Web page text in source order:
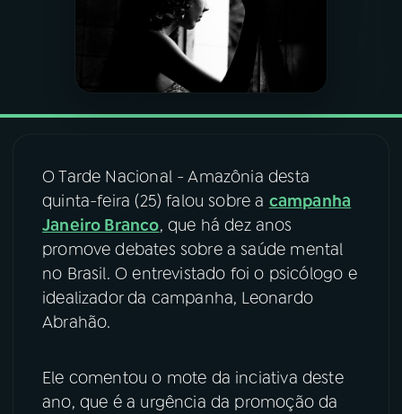
PROGRAMAS
07ÚLTIMAS
08FESTIVAL DE MÚSICA
ACOMPANHE A RÁDIO NACIONAL
Instagram X
O Tarde Nacional - Amazônia desta
quinta-feira (25) falou sobre a campanha
Janeiro Branco, que há dez anos
promove debates sobre a saúde mental
no Brasil. O entrevistado foi o psicólogo e
idealizador da campanha, Leonardo
Abrahão.
Ele comentou o mote da inciativa deste
ano, que é a urgência da promoção da